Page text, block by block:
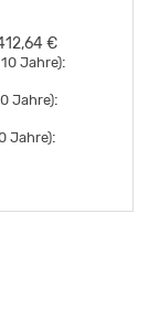
€
Jahre):
Jahre):
Jahre):